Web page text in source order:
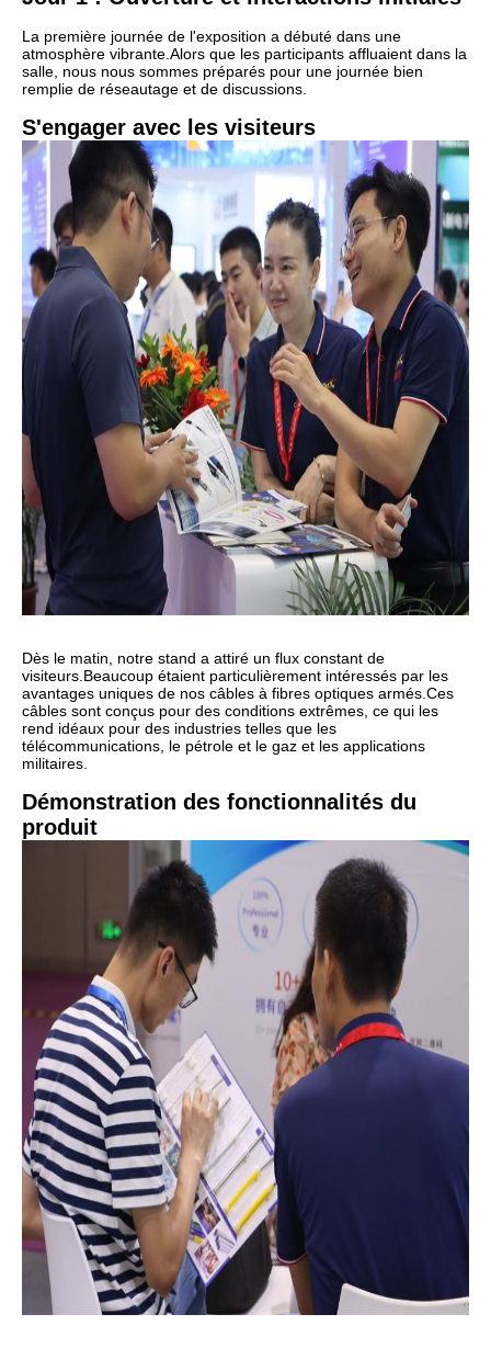
La première journée de l'exposition a débuté dans une
atmosphère vibrante. Alors que les participants affluaient dans la
salle, nous nous sommes préparés pour une journée bien
remplie de réseautage et de discussions.
S'engager avec les visiteurs
Dès le matin, notre stand a attiré un flux constant de
visiteurs. Beaucoup étaient particulièrement intéressés par les
avantages uniques de nos câbles à fibres optiques armés. Ces
câbles sont conçus pour des conditions extrêmes, ce qui les
rend idéaux pour des industries telles que les
télécommunications, le pétrole et le gaz et les applications
militaires.
Démonstration des fonctionnalités du
produit